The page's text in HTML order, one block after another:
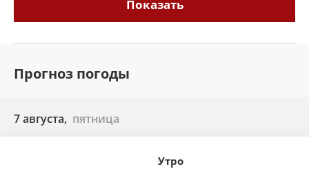
Показать
Прогноз погоды
7 августа, пятница
Утро